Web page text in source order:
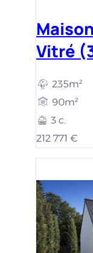
Vitré
235m²
90m²
3 c.
212 771 €